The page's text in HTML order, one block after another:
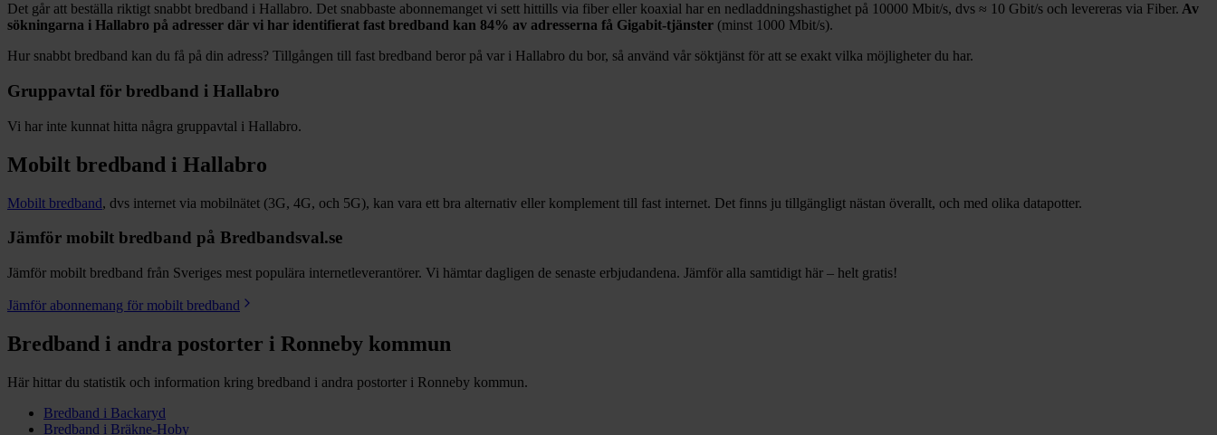
Det går att beställa riktigt snabbt bredband i Hallabro. Det snabbaste abonnemanget vi sett hittills via fiber eller koaxial har en nedladdningshastighet på 10000 Mbit/s, dvs ≈ 10 Gbit/s och levereras via Fiber. Av
sökningarna i Hallabro på adresser där vi har identifierat fast bredband kan 84% av adresserna få Gigabit-tjänster (minst 1000 Mbit/s).
Hur snabbt bredband kan du få på din adress? Tillgången till fast bredband beror på var i Hallabro du bor, så använd vår söktjänst för att se exakt vilka möjligheter du har.
Gruppavtal för bredband i Hallabro
Vi har inte kunnat hitta några gruppavtal i Hallabro.
Mobilt bredband i Hallabro
Mobilt bredband, dvs internet via mobilnätet (3G, 4G, och 5G), kan vara ett bra alternativ eller komplement till fast internet. Det finns ju tillgängligt nästan överallt, och med olika datapotter.
Jämför mobilt bredband på Bredbandsval.se
Jämför mobilt bredband från Sveriges mest populära internetleverantörer. Vi hämtar dagligen de senaste erbjudandena. Jämför alla samtidigt här – helt gratis!
Jämför abonnemang för mobilt bredband
Bredband i andra postorter i Ronneby kommun
Här hittar du statistik och information kring bredband i andra postorter i Ronneby kommun.
Bredband i Backaryd
Bredband i Bräkne-Hoby